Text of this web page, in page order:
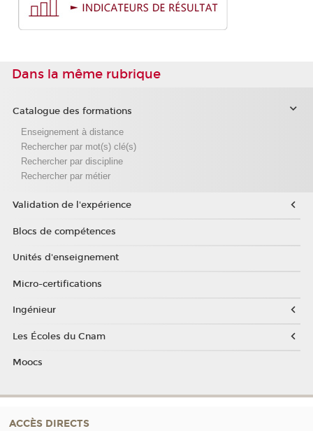
Dans la même rubrique
Catalogue des formations
Enseignement à distance
Rechercher par mot(s) clé(s)
Rechercher par discipline
Rechercher par métier
Validation de l'expérience
Blocs de compétences
Unités d'enseignement
Micro-certifications
Ingénieur
Les Écoles du Cnam
Moocs
ACCÈS DIRECTS